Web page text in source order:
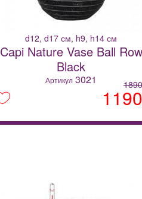
d12, d17 см, h9, h14 см
Capi Nature Vase Ball Row
Black
Артикул 3021 1890
1190